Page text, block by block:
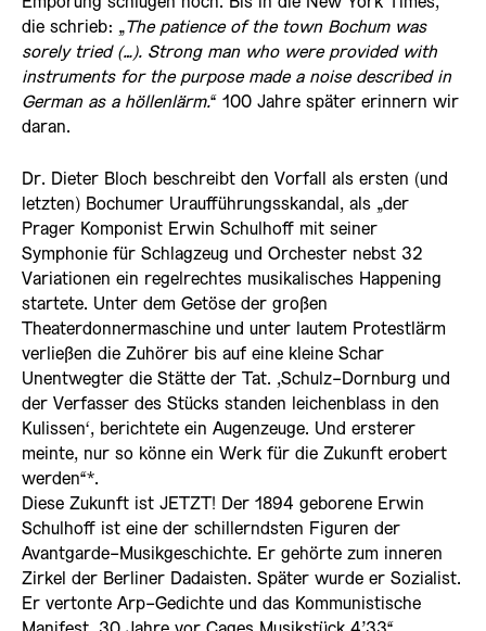
die schrieb: „ The patience of the town Bochum was
sorely tried (…). Strong man who were provided with
instruments for the purpose made a noise described in
German as a höllenlärm.“ 100 Jahre später erinnern wir
daran.
Dr. Dieter Bloch beschreibt den Vorfall als ersten (und
letzten) Bochumer Uraufführungsskandal, als „der
Prager Komponist Erwin Schulhoff mit seiner
Symphonie für Schlagzeug und Orchester nebst 32
Variationen ein regelrechtes musikalisches Happening
startete. Unter dem Getöse der großen
Theaterdonnermaschine und unter lautem Protestlärm
verließen die Zuhörer bis auf eine kleine Schar
Unentwegter die Stätte der Tat. ‚Schulz-Dornburg und
der Verfasser des Stücks standen leichenblass in den
Kulissen‘, berichtete ein Augenzeuge. Und ersterer
meinte, nur so könne ein Werk für die Zukunft erobert
werden“*.
Diese Zukunft ist JETZT! Der 1894 geborene Erwin
Schulhoff ist eine der schillerndsten Figuren der
Avantgarde-Musikgeschichte. Er gehörte zum inneren
Zirkel der Berliner Dadaisten. Später wurde er Sozialist.
Er vertonte Arp-Gedichte und das Kommunistische